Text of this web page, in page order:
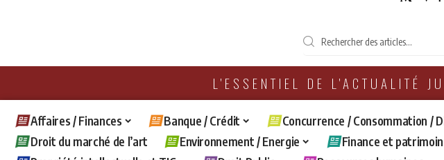
L'ESSENTIEL DE L'ACTUALITÉ
Affaires / Finances Banque / Crédit Concurrence / Consommation /
Droit du marché de l’art
Environnement / Energie Finance et